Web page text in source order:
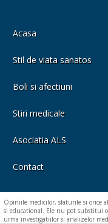
Acasa
Stil de viata sanatos
Boli si afectiuni
Stiri medicale
Asociatia ALS
Contact
Opiniile medicilor, sfaturile si orice
si educational. Ele nu pot substitui
urma investigatiilor si analizelor